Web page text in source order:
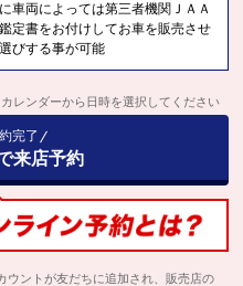
車両によっては第三者機関ＪＡＡ
定書をお付けしてお車を販売させ
びする事が可能
レンダーから日時を選択してください
完了
来店予約
ウントが友だちに追加され、販売店の